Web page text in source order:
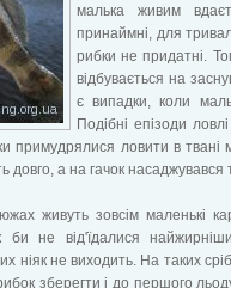
малька живим
принаймні, для
рибки не придатні.
відбувається на
є випадки, коли
Подібні епізоди
примудрялися ловити в твані
а на гачок насаджувався
живуть зовсім маленькі
не від'їдалися
ніяк не виходить. На таких
зберегти і до першого